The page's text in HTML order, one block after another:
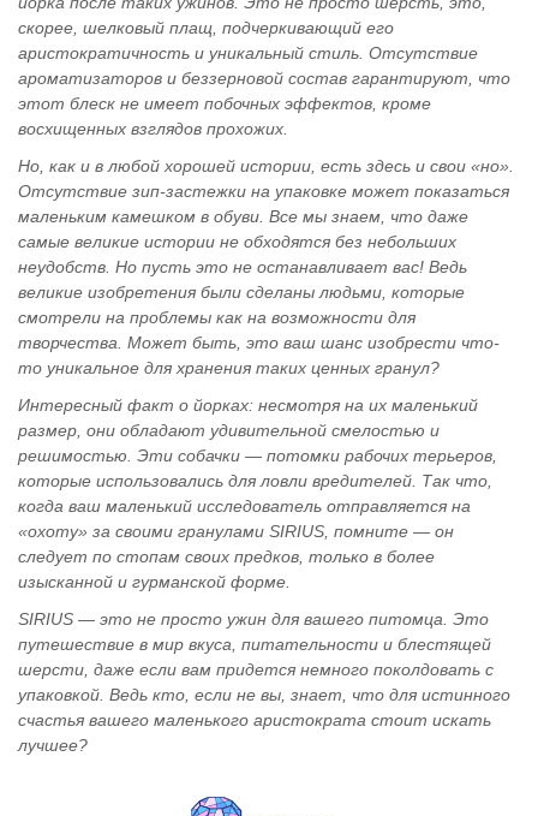
скорее, шелковый плащ, подчеркивающий его
аристократичность и уникальный стиль. Отсутствие
ароматизаторов и беззерновой состав гарантируют, что
этот блеск не имеет побочных эффектов, кроме
восхищенных взглядов прохожих.
Но, как и в любой хорошей истории, есть здесь и свои «но».
Отсутствие зип-застежки на упаковке может показаться
маленьким камешком в обуви. Все мы знаем, что даже
самые великие истории не обходятся без небольших
неудобств. Но пусть это не останавливает вас! Ведь
великие изобретения были сделаны людьми, которые
смотрели на проблемы как на возможности для
творчества. Может быть, это ваш шанс изобрести что-
то уникальное для хранения таких ценных гранул?
Интересный факт о йорках: несмотря на их маленький
размер, они обладают удивительной смелостью и
решимостью. Эти собачки — потомки рабочих терьеров,
которые использовались для ловли вредителей. Так что,
когда ваш маленький исследователь отправляется на
«охоту» за своими гранулами SIRIUS, помните — он
следует по стопам своих предков, только в более
изысканной и гурманской форме.
SIRIUS — это не просто ужин для вашего питомца. Это
путешествие в мир вкуса, питательности и блестящей
шерсти, даже если вам придется немного поколдовать с
упаковкой. Ведь кто, если не вы, знает, что для истинного
счастья вашего маленького аристократа стоит искать
лучшее?